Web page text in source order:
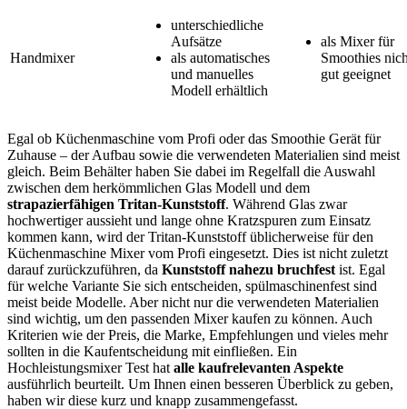
Handmixer
unterschiedliche
Aufsätze
als automatisches
und manuelles
Modell erhältlich
als Mixer für
Smoothies
gut geeignet
Egal ob Küchenmaschine vom Profi oder das Smoothie Gerät für
Zuhause – der Aufbau sowie die verwendeten Materialien sind meist
gleich. Beim Behälter haben Sie dabei im Regelfall die Auswahl
zwischen dem herkömmlichen Glas Modell und dem
strapazierfähigen Tritan-Kunststoff. Während Glas zwar
hochwertiger aussieht und lange ohne Kratzspuren zum Einsatz
kommen kann, wird der Tritan-Kunststoff üblicherweise für den
Küchenmaschine Mixer vom Profi eingesetzt. Dies ist nicht zuletzt
darauf zurückzuführen, da Kunststoff nahezu bruchfest ist. Egal
für welche Variante Sie sich entscheiden, spülmaschinenfest sind
meist beide Modelle. Aber nicht nur die verwendeten Materialien
sind wichtig, um den passenden Mixer kaufen zu können. Auch
Kriterien wie der Preis, die Marke, Empfehlungen und vieles mehr
sollten in die Kaufentscheidung mit einfließen. Ein
Hochleistungsmixer Test hat alle kaufrelevanten Aspekte
ausführlich beurteilt. Um Ihnen einen besseren Überblick zu geben,
haben wir diese kurz und knapp zusammengefasst.